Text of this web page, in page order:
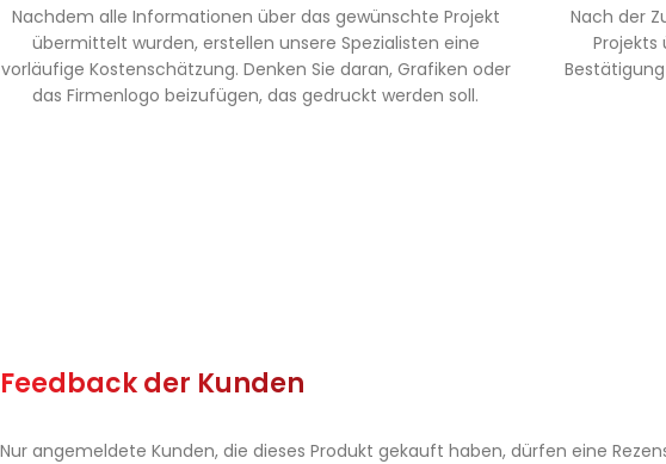
Nachdem alle Informationen über das gewünschte Projekt
übermittelt wurden, erstellen unsere Spezialisten eine
vorläufige Kostenschätzung. Denken Sie daran, Grafiken oder
das Firmenlogo beizufügen, das gedruckt werden soll.
Nach der
Projekts
Feedback der Kunden
Nur angemeldete Kunden, die dieses Produkt gekauft haben, dürfen eine